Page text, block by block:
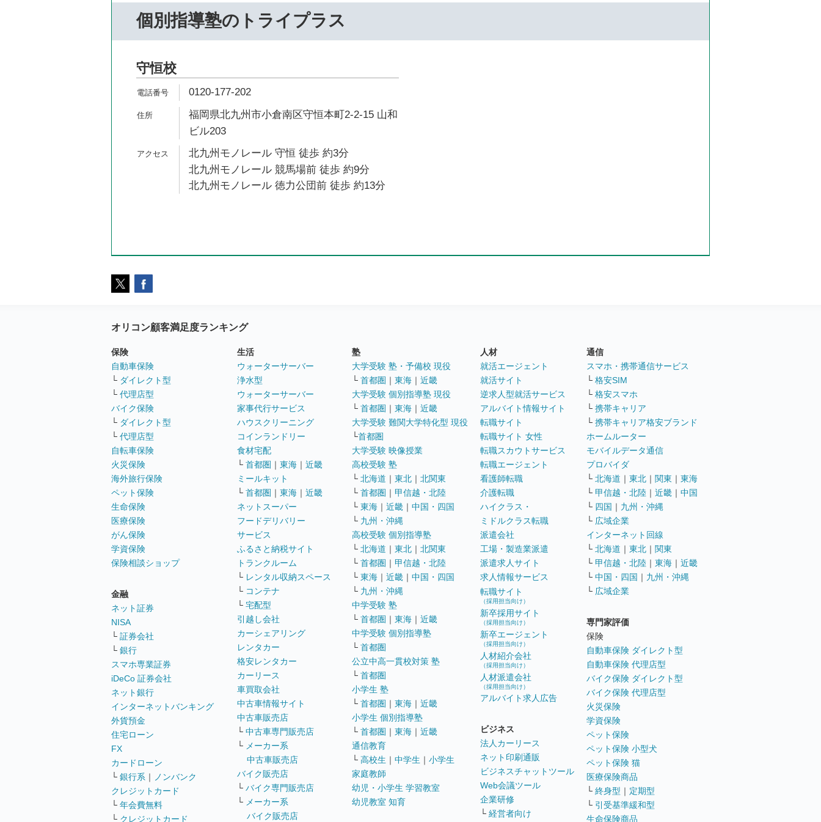
個別指導塾のトライプラス
守恒校
0120-177-202
福岡県北九州市小倉南区守恒本町2-2-15 山和
ビル203
北九州モノレール 守恒 徒歩 約3分
北九州モノレール 競馬場前 徒歩 約9分
北九州モノレール 徳力公団前 徒歩 約13分
オリコン顧客満足度ランキング
保険
自動車保険
└ ダイレクト型
└ 代理店型
バイク保険
└ ダイレクト型
└ 代理店型
自転車保険
火災保険
海外旅行保険
ペット保険
生命保険
医療保険
がん保険
学資保険
保険相談ショップ
金融
ネット証券
NISA
└ 証券会社
└ 銀行
スマホ専業証券
iDeCo 証券会社
ネット銀行
インターネットバンキング
外貨預金
住宅ローン
FX
カードローン
└ 銀行系 ｜
ノンバンク
クレジットカード
└ 年会費無料
└ クレジットカード
生活
ウォーターサーバー
浄水型
ウォーターサーバー
家事代行サービス
ハウスクリーニング
コインランドリー
食材宅配
└ 首都圏 ｜ 東海 ｜ 近畿
ミールキット
└ 首都圏 ｜ 東海 ｜ 近畿
ネットスーパー
フードデリバリー
サービス
ふるさと納税サイト
トランクルーム
└ レンタル収納スペース
└ コンテナ
└ 宅配型
引越し会社
カーシェアリング
レンタカー
格安レンタカー
カーリース
車買取会社
中古車情報サイト
中古車販売店
└ 中古車専門販売店
└ メーカー系
中古車販売店
バイク販売店
└ バイク専門販売店
└ メーカー系
バイク販売店
塾
大学受験 塾・予備校 現役
└ 首都圏 ｜ 東海 ｜ 近畿
大学受験 個別指導塾 現役
└ 首都圏 ｜ 東海 ｜ 近畿
大学受験 難関大学特化型 現役
└首都圏
大学受験 映像授業
高校受験 塾
└ 北海道 ｜ 東北 ｜ 北関東
└ 首都圏 ｜ 甲信越・北陸
└ 東海 ｜ 近畿 ｜ 中国・四国
└ 九州・沖縄
高校受験 個別指導塾
└ 北海道 ｜ 東北 ｜ 北関東
└ 首都圏 ｜ 甲信越・北陸
└ 東海 ｜ 近畿 ｜ 中国・四国
└ 九州・沖縄
中学受験 塾
└ 首都圏 ｜ 東海 ｜ 近畿
中学受験 個別指導塾
└ 首都圏
公立中高一貫校対策 塾
└ 首都圏
小学生 塾
└ 首都圏 ｜ 東海 ｜ 近畿
小学生 個別指導塾
└ 首都圏 ｜ 東海 ｜ 近畿
通信教育
└ 高校生 ｜ 中学生 ｜ 小学生
家庭教師
幼児・小学生 学習教室
幼児教室 知育
人材
就活エージェント
就活サイト
逆求人型就活サービス
アルバイト情報サイト
転職サイト
転職サイト 女性
転職スカウトサービス
転職エージェント
看護師転職
介護転職
ハイクラス・
ミドルクラス転職
派遣会社
工場・製造業派遣
派遣求人サイト
求人情報サービス
転職サイト
（採用担当向け）
新卒採用サイト
（採用担当向け）
新卒エージェント
（採用担当向け）
人材紹介会社
（採用担当向け）
人材派遣会社
（採用担当向け）
アルバイト求人広告
ビジネス
法人カーリース
ネット印刷通販
ビジネスチャットツール
Web会議ツール
企業研修
└ 経営者向け
通信
スマホ・携帯通信サービス
└ 格安SIM
└ 格安スマホ
└ 携帯キャリア
└ 携帯キャリア格安ブランド
ホームルーター
モバイルデータ通信
プロバイダ
└ 北海道 ｜ 東北 ｜ 関東 ｜ 東海
└ 甲信越・北陸 ｜ 近畿 ｜ 中国
└ 四国 ｜ 九州・沖縄
└ 広域企業
インターネット回線
└ 北海道 ｜ 東北 ｜ 関東
└ 甲信越・北陸 ｜ 東海 ｜ 近畿
└ 中国・四国 ｜ 九州・沖縄
└ 広域企業
専門家評価
保険
自動車保険 ダイレクト型
自動車保険 代理店型
バイク保険 ダイレクト型
バイク保険 代理店型
火災保険
学資保険
ペット保険
ペット保険 小型犬
ペット保険 猫
医療保険商品
└ 終身型 ｜ 定期型
└ 引受基準緩和型
生命保険商品